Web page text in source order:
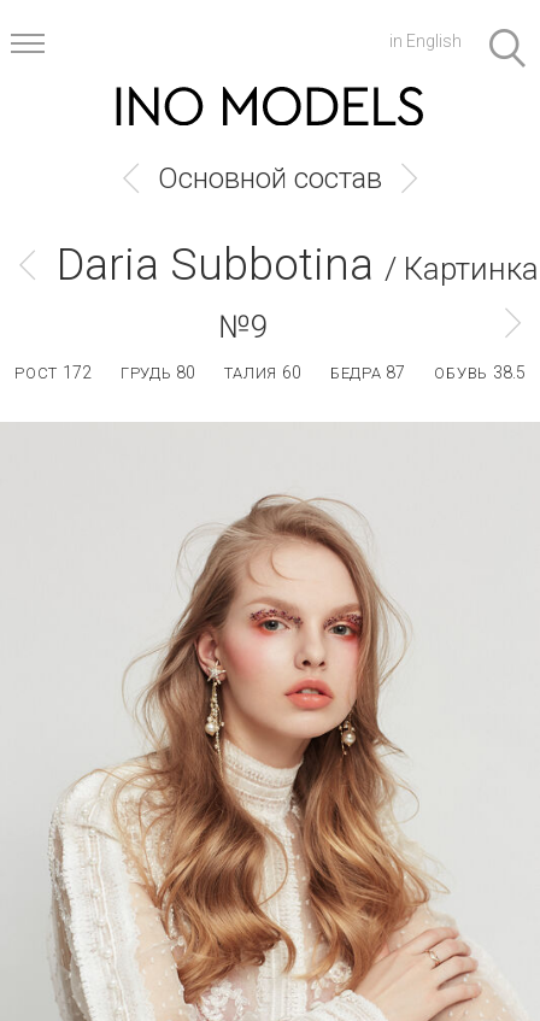
in English
Основной состав
Daria Subbotina / Картинка
№9
РОСТ 172 ГРУДЬ 80 ТАЛИЯ 60 БЕДРА 87 ОБУВЬ 38.5